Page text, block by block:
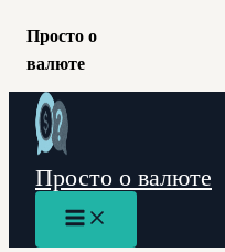
Просто о
валюте
Перейти
содержимому
Просто о валюте
Main
Menu